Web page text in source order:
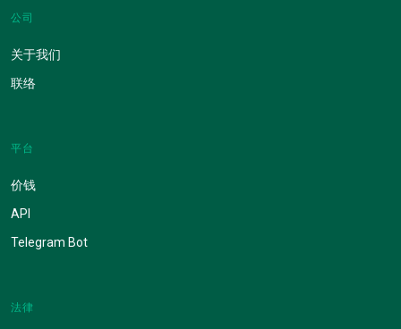
公司
关于我们
联络
平台
价钱
API
Telegram Bot
法律